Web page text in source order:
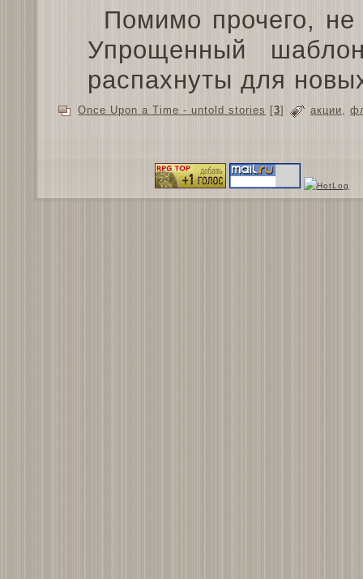
Помимо прочего, не
Упрощенный
распахнуты для
Once Upon a Time - untold stories [3] акции,